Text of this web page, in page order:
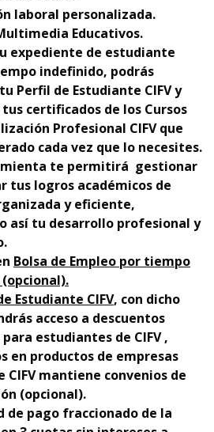
laboral personalizada.
Educativos.
expediente de estudiante
indefinido, podrás
Perfil de Estudiante CIFV y
certificados de los Cursos
Profesional CIFV que
cada vez que lo necesites.
te permitirá gestionar
tus logros académicos de
y eficiente,
así tu desarrollo profesional y
Bolsa de Empleo por tiempo
Estudiante CIFV, con dicho
acceso a descuentos
estudiantes de CIFV ,
en productos de empresas
CIFV mantiene convenios de
(opcional).
de pago fraccionado de la